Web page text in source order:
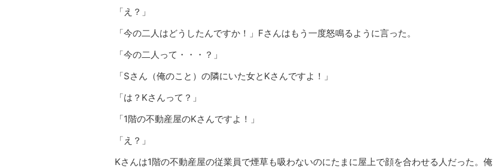
「え？」
「今の二人はどうしたんですか！」Fさんはもう一度怒鳴るように言った。
「今の二人って・・・？」
「Sさん（俺のこと）の隣にいた女とKさんですよ！」
「は？Kさんって？」
「1階の不動産屋のKさんですよ！」
「え？」
Kさんは1階の不動産屋の従業員で煙草も吸わないのにたまに屋上で顔を合わせる人だった。俺